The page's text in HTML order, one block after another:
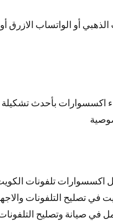
أو الواتساب الازرق
بأحدث تشكيلة
اكسسوارات تلفونات
تصليح التلفونات
في صيانة وتصليح التلفونات